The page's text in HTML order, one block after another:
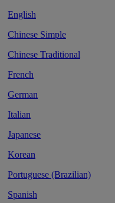
English
Chinese Simple
Chinese Traditional
French
German
Italian
Japanese
Korean
Portuguese (Brazilian)
Spanish